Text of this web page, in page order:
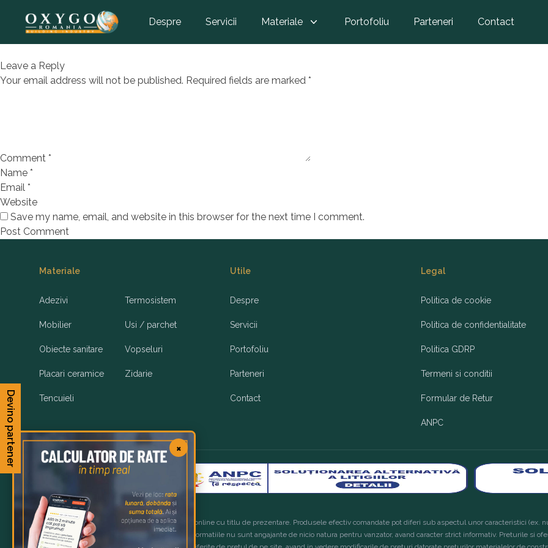
Despre Servicii Materiale Portofoliu Parteneri Contact
Leave a Reply
Your email address will not be published. Required fields are marked *
Comment *
Name *
Email *
Website
Save my name, email, and website in this browser for the next time I comment.
Materiale
Adezivi
Mobilier
Obiecte sanitare
Placari ceramice
Tencuieli
Termosistem
Usi / parchet
Vopseluri
Zidarie
Utile
Despre
Servicii
Portofoliu
Parteneri
Contact
Legal
Politica de cookie
Politica de confidentialitate
Politica GDRP
Termeni si conditii
Formular de Retur
ANPC
Copyright 2026 © OxyGo Romania
Imaginile produselor sunt afisate in magazinul online cu titlu de prezentare. Produsele efectiv comandate pot diferi sub aspectul unor caracteristici
care au fost fabricate. Produsele, preturile si informatiile nu sunt angajante de nicio natura pentru vanzator, avand caracter strict informativ. Preturile si
Devino partener ×